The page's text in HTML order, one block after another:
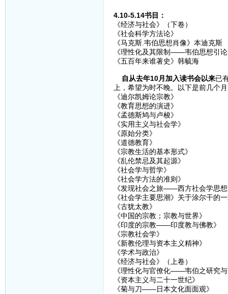
4.10-5.14书目：
《经济与社会》（下卷）
《社会科学方法论》
《马克斯.韦伯思想肖像》本迪克斯
《理性化及其限制——韦伯思想引
《五百年来谁著史》韩毓海
自从去年10月加入读书会以来已
上，希望为时不晚。以下是前几个
《迪尔凯姆论宗教》
《教育思想的演进》
《孟德斯鸠与卢梭》
《实用主义与社会学》
《原始分类》
《道德教育》
《宗教生活的基本形式》
《乱伦禁忌及其起源》
《社会学与哲学》
《社会学方法的准则》
《发现社会之旅——西方社会学思
《社会学主要思潮》关于涂尔干的
《古犹太教》
《中国的宗教；宗教与世界》
《印度的宗教——印度教与佛教》
《宗教社会学》
《新教伦理与资本主义精神》
《学术与政治》
《经济与社会》（上卷）
《理性化与官僚化——韦伯之研究
《资本主义与二十一世纪》
《菊与刀——日本文化面面观》